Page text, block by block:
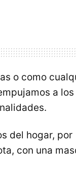
o como
a los
del hogar, por
con una